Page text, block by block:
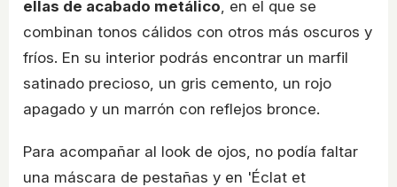
ellas de acabado metálico , en el que se
combinan tonos cálidos con otros más oscuros y
fríos. En su interior podrás encontrar un marfil
satinado precioso, un gris cemento, un rojo
apagado y un marrón con reflejos bronce.
Para acompañar al look de ojos, no podía faltar
una máscara de pestañas y en 'Éclat et